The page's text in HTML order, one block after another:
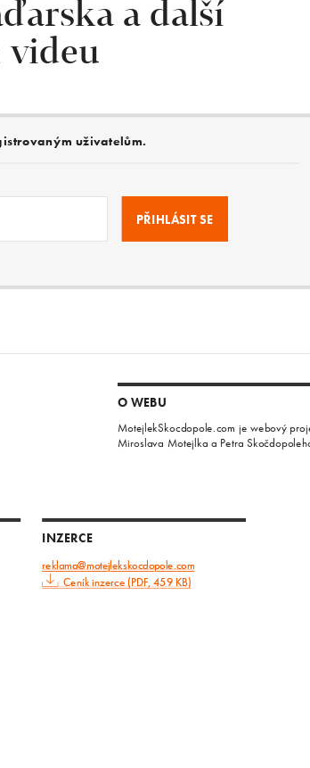
a další
videu
uživatelům.
O WEBU
MotejlekSkocdopole.com je webový
Miroslava Motejlka a Petra
INZERCE
reklama@motejlekskocdopole.com
Ceník inzerce (PDF, 459 KB)